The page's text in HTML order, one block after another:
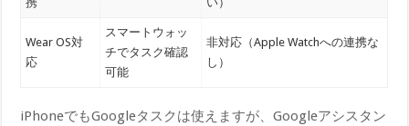
Wear OS対
応
スマートウォッ
チでタスク確認
可能
非対応（Apple Watchへの連携な
し）
iPhoneでもGoogleタスクは使えますが、Googleアシスタン